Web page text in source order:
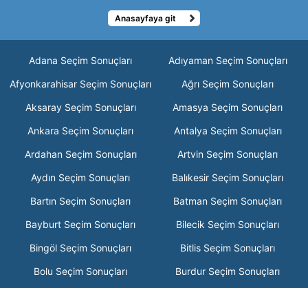
Anasayfaya git
Adana Seçim Sonuçları
Adıyaman Seçim Sonuçları
Afyonkarahisar Seçim Sonuçları
Ağrı Seçim Sonuçları
Aksaray Seçim Sonuçları
Amasya Seçim Sonuçları
Ankara Seçim Sonuçları
Antalya Seçim Sonuçları
Ardahan Seçim Sonuçları
Artvin Seçim Sonuçları
Aydın Seçim Sonuçları
Balıkesir Seçim Sonuçları
Bartın Seçim Sonuçları
Batman Seçim Sonuçları
Bayburt Seçim Sonuçları
Bilecik Seçim Sonuçları
Bingöl Seçim Sonuçları
Bitlis Seçim Sonuçları
Bolu Seçim Sonuçları
Burdur Seçim Sonuçları